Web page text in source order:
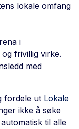
lokale omfang
i
frivillig virke.
med
fordele ut Lokale
ikke å søke
til alle